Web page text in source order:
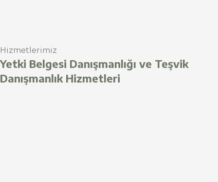
Hizmetlerimiz
Yetki Belgesi Danışmanlığı ve Teşvik
Danışmanlık Hizmetleri